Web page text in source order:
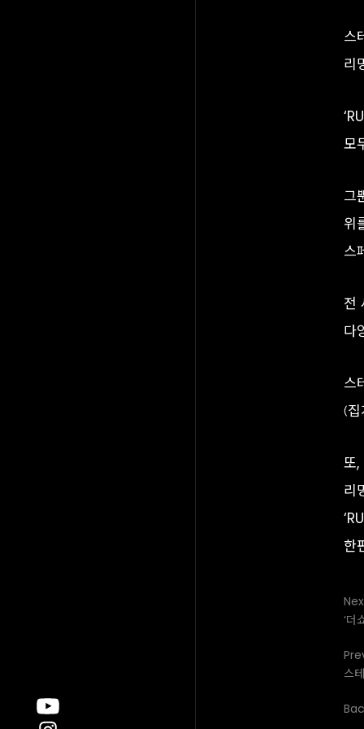
스
리
모
그
위
스
전
다
스
(
또,
리
한
‘더
스